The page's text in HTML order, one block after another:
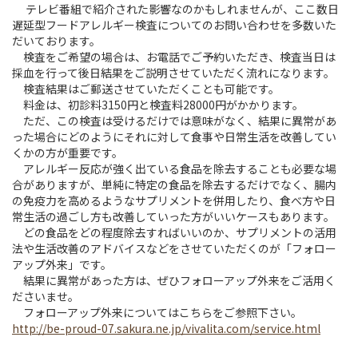
テレビ番組で紹介された影響なのかもしれませんが、ここ数日
遅延型フードアレルギー検査についてのお問い合わせを多数いた
だいております。
検査をご希望の場合は、お電話でご予約いただき、検査当日は
採血を行って後日結果をご説明させていただく流れになります。
検査結果はご郵送させていただくことも可能です。
料金は、初診料3150円と検査料28000円がかかります。
ただ、この検査は受けるだけでは意味がなく、結果に異常があ
った場合にどのようにそれに対して食事や日常生活を改善してい
くかの方が重要です。
アレルギー反応が強く出ている食品を除去することも必要な場
合がありますが、単純に特定の食品を除去するだけでなく、腸内
の免疫力を高めるようなサプリメントを併用したり、食べ方や日
常生活の過ごし方も改善していった方がいいケースもあります。
どの食品をどの程度除去すればいいのか、サプリメントの活用
法や生活改善のアドバイスなどをさせていただくのが「フォロー
アップ外来」です。
結果に異常があった方は、ぜひフォローアップ外来をご活用く
ださいませ。
フォローアップ外来についてはこちらをご参照下さい。
http://be-proud-07.sakura.ne.jp/vivalita.com/service.html